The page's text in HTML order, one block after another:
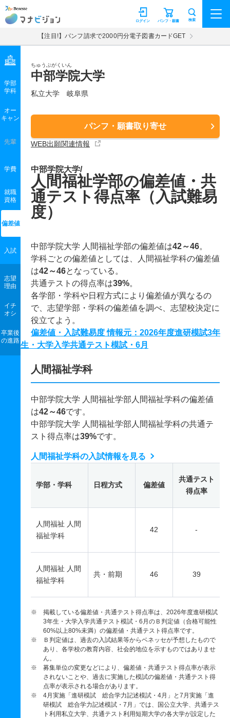
マナビジョン パンフ・願書
ログイン 検索
【注目!】パンフ請求で2000円分電子図書カードGET
ちゅうぶがくいん
中部学院大学
私立大学 岐阜県
パンフ・願書取り寄せ
WEB出願関連情報
学部
学科
オー
キャン
先輩
学費
就職
資格
偏差値
入試
志望
理由
イチ
オシ
卒業後
の進路
中部学院大学/
人間福祉学部の偏差値・共
通テスト得点率（入試難易
度）
中部学院大学 人間福祉学部の偏差値は42～46。
学科ごとの偏差値としては、人間福祉学科の偏差値
は42～46となっている。
共通テストの得点率は39%。
各学部・学科や日程方式により偏差値が異なるの
で、志望学部・学科の偏差値を調べ、志望校決定に
役立てよう。
偏差値・入試難易度 情報元：2026年度進研模試3年
生・大学入学共通テスト模試・6月
人間福祉学科
中部学院大学 人間福祉学部人間福祉学科の偏差値
は42～46です。
中部学院大学 人間福祉学部人間福祉学科の共通テ
スト得点率は39%です。
人間福祉学科の入試情報を見る
学部・学科 日程方式 偏差値
共通テスト
得点率
人間福祉 人間
福祉学科
42 -
人間福祉 人間
福祉学科
共・前期 46 39
※ 掲載している偏差値・共通テスト得点率は、2026年度進研模試
3年生・大学入学共通テスト模試・6月のＢ判定値（合格可能性
60%以上80%未満）の偏差値・共通テスト得点率です。
※ Ｂ判定値は、過去の入試結果等からベネッセが予想したもので
あり、各学校の教育内容、社会的地位を示すものではありませ
ん。
※ 募集単位の変更などにより、偏差値・共通テスト得点率が表示
されないことや、過去に実施した模試の偏差値・共通テスト得
点率が表示される場合があります。
※ 4月実施「進研模試 総合学力記述模試・4月」と7月実施「進
研模試 総合学力記述模試・7月」では、国公立大学、共通テス
ト利用私立大学、共通テスト利用短期大学の各大学が設定した